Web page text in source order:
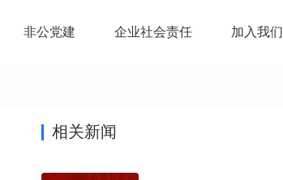
非公党建 企业社会责任 加入我们
相关新闻